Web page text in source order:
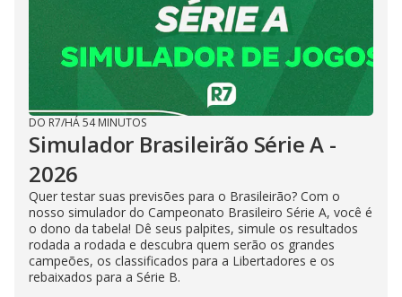
DO R7/HÁ 54 MINUTOS
Simulador Brasileirão Série A -
2026
Quer testar suas previsões para o Brasileirão? Com o
nosso simulador do Campeonato Brasileiro Série A, você é
o dono da tabela! Dê seus palpites, simule os resultados
rodada a rodada e descubra quem serão os grandes
campeões, os classificados para a Libertadores e os
rebaixados para a Série B.